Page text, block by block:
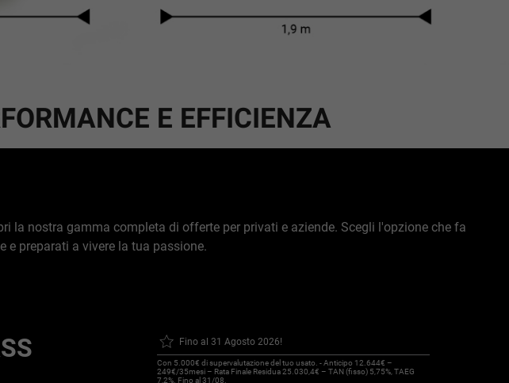
E EFFICIENZA
la nostra gamma completa di offerte per privati e aziende. Scegli l'opzione che fa
e preparati a vivere la tua passione.
Fino al 31 Agosto 2026!
Con 5.000€ di supervalutazione del tuo usato. - Anticipo 12.644€ –
249€/35mesi – Rata Finale Residua 25.030,4€ – TAN (fisso) 5,75%, TAEG
7,2%. Fino al 31/08.